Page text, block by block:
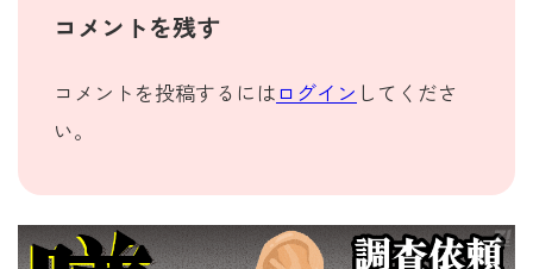
コメントを残す
コメントを投稿するには ログイン してくださ
い。